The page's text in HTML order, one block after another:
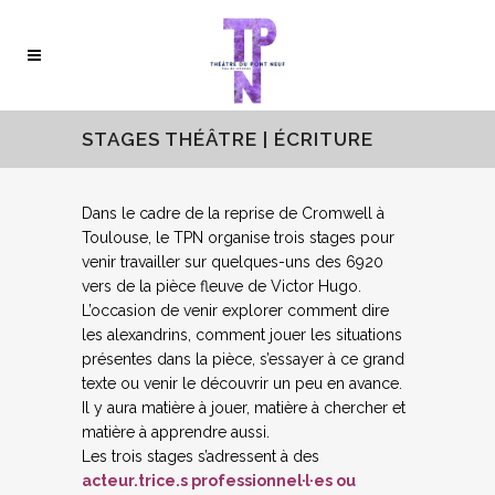
STAGES THÉÂTRE | ÉCRITURE
Dans le cadre de la reprise de Cromwell
à
Toulouse, le TPN organise trois stages pour
venir travailler sur quelques-uns des 6920
vers de la pièce fleuve de Victor Hugo.
L’occasion de venir explorer comment dire
les alexandrins, comment jouer les situations
présentes dans la pièce, s’essayer à ce grand
texte ou venir le découvrir un peu en avance.
Il y aura matière à jouer, matière à chercher et
matière à apprendre aussi.
Les trois stages s’adressent à des
acteur.trice.s professionnel·l·es ou